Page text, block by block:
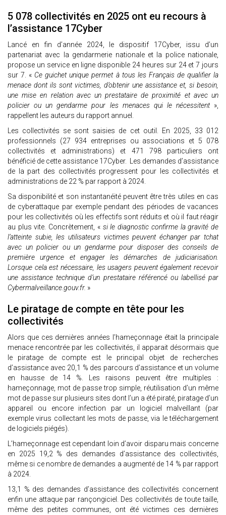
5 078 collectivités en 2025 ont eu recours à
l’assistance 17Cyber
Lancé en fin d’année 2024, le dispositif 17Cyber, issu d’un
partenariat avec la gendarmerie nationale et la police nationale,
propose un service en ligne disponible 24 heures sur 24 et 7 jours
sur 7. « Ce guichet unique permet à tous les Français de qualifier la
menace dont ils sont victimes, d’obtenir une assistance et, si besoin,
une mise en relation avec un prestataire de proximité et avec un
policier ou un gendarme pour les menaces qui le nécessitent »,
rappellent les auteurs du rapport annuel.
Les collectivités se sont saisies de cet outil. En 2025, 33 012
professionnels (27 934 entreprises ou associations et 5 078
collectivités et administrations) et 471 798 particuliers ont
bénéficié de cette assistance 17Cyber. Les demandes d’assistance
de la part des collectivités progressent pour les collectivités et
administrations de 22 % par rapport à 2024.
Sa disponibilité et son instantanéité peuvent être très utiles en cas
de cyberattaque par exemple pendant des périodes de vacances
pour les collectivités où les effectifs sont réduits et où il faut réagir
au plus vite. Concrètement, « si le diagnostic confirme la gravité de
l’atteinte subie, les utilisateurs victimes peuvent échanger par tchat
avec un policier ou un gendarme pour disposer des conseils de
première urgence et engager les démarches de judiciarisation.
Lorsque cela est nécessaire, les usagers peuvent également recevoir
une assistance technique d’un prestataire référencé ou labellisé par
Cybermalveillance.gouv.fr. »
Le piratage de compte en tête pour les
collectivités
Alors que ces dernières années l’hameçonnage était la principale
menace rencontrée par les collectivités, il apparait désormais que
le piratage de compte est le principal objet de recherches
d’assistance avec 20,1 % des parcours d’assistance et un volume
en hausse de 14 %. Les raisons peuvent être multiples :
hameçonnage, mot de passe trop simple, réutilisation d’un même
mot de passe sur plusieurs sites dont l’un a été piraté, piratage d’un
appareil ou encore infection par un logiciel malveillant (par
exemple virus collectant les mots de passe, via le téléchargement
de logiciels piégés).
L’hameçonnage est cependant loin d’avoir disparu mais concerne
en 2025 19,2 % des demandes d’assistance des collectivités,
même si ce nombre de demandes a augmenté de 14 % par rapport
à 2024.
13,1 % des demandes d’assistance des collectivités concernent
enfin une attaque par rançongiciel. Des collectivités de toute taille,
même des petites communes, ont été victimes ces dernières